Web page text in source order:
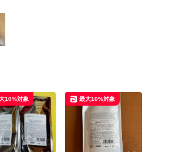
10%対象 最大10%対象